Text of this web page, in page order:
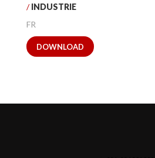
/ INDUSTRIE
FR
DOWNLOAD